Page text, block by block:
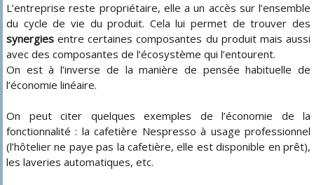
L’entreprise reste propriétaire, elle a un accès sur l’ensemble
du cycle de vie du produit. Cela lui permet de trouver des
synergiesentre certaines composantes du produit mais aussi
avec des composantes de l’écosystème qui l’entourent.
On est à l’inverse de la manière de pensée habituelle de
l’économie linéaire.
On peut citer quelques exemples de l’économie de la
fonctionnalité : la cafetière Nespresso à usage professionnel
(l’hôtelier ne paye pas la cafetière, elle est disponible en prêt),
les laveries automatiques, etc.